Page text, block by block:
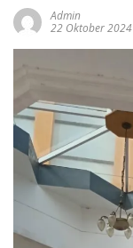
Admin
22 Oktober 2024